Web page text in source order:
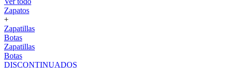
Zapatos
+
Zapatillas
Botas
Zapatillas
Botas
DISCONTINUADOS